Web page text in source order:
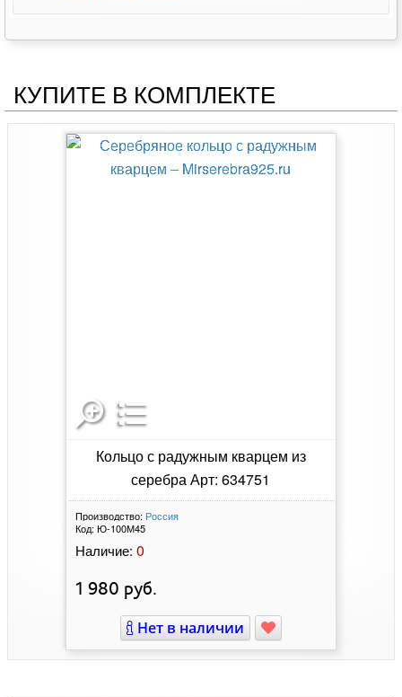
КУПИТЕ В КОМПЛЕКТЕ
Кольцо с радужным кварцем из
серебра Арт: 634751
Производство: Россия
Код: Ю-100М45
Наличие: 0
1 980 руб.
Нет в наличии